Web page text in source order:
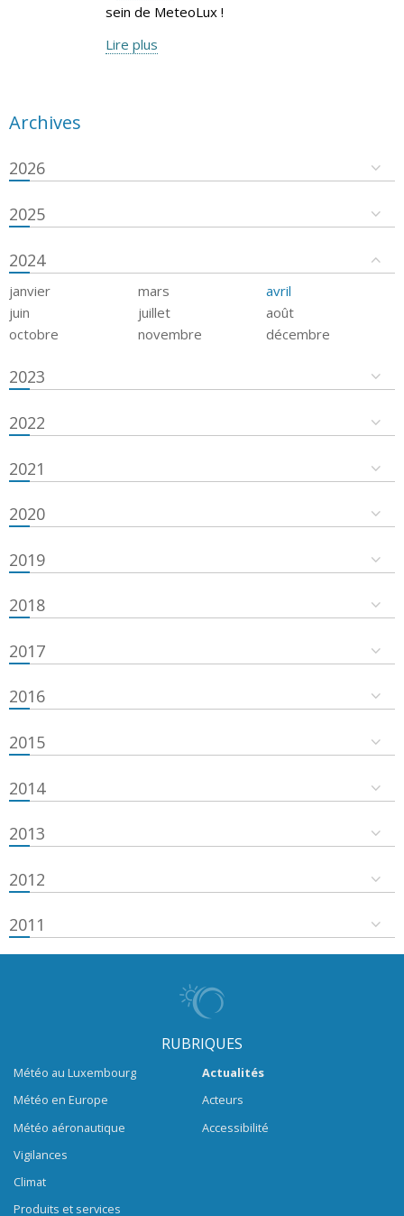
sein de MeteoLux !
Lire plus
Archives
2026
2025
2024
janvier mars
avril
juin
juillet
août
octobre
novembre décembre
2023
2022
2021
2020
2019
2018
2017
2016
2015
2014
2013
2012
2011
RUBRIQUES
Météo au Luxembourg
Météo en Europe
Météo aéronautique
Vigilances
Climat
Produits et services
Actualités
Acteurs
Accessibilité